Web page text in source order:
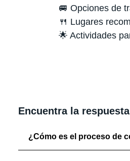
🚐 Opciones de
🍴 Lugares
🌟 Actividades
Encuentra la
¿Cómo es el proceso de